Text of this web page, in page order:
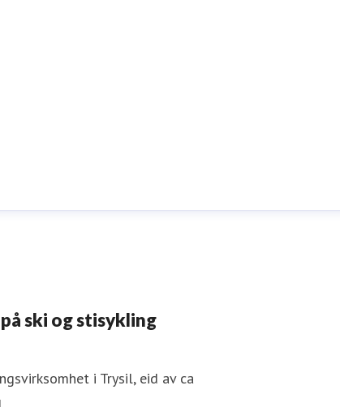
ski og stisykling
i Trysil, eid av ca